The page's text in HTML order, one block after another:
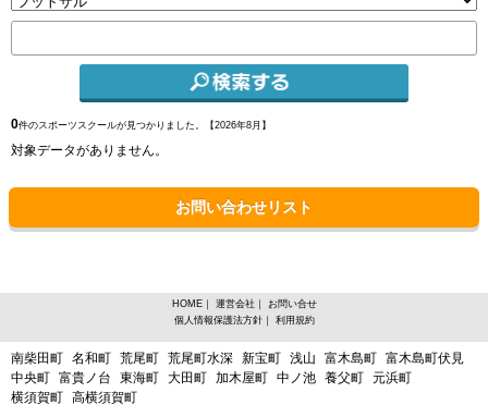
0件のスポーツスクールが見つかりました。【2026年8月】
対象データがありません。
お問い合わせリスト
愛知県東海市、フットサルからスポーツスクールを探す
南柴田町 名和町 荒尾町 荒尾町水深 新宝町 浅山 富木島町 富木島町伏見
中央町 富貴ノ台 東海町 大田町 加木屋町 中ノ池 養父町 元浜町
横須賀町 高横須賀町
HOME｜ 運営会社 ｜
お問い合せ
個人情報保護法方針｜ 利用規約